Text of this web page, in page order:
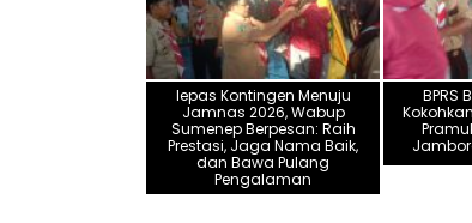
lepas Kontingen Menuju
Jamnas 2026, Wabup
Sumenep Berpesan: Raih
Prestasi, Jaga Nama Baik,
dan Bawa Pulang
Pengalaman
BPRS